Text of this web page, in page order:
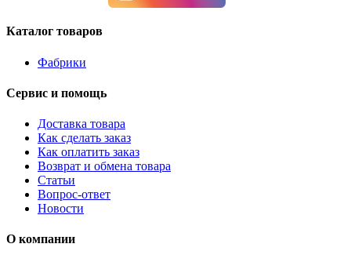
Каталог товаров
Фабрики
Сервис и помощь
Доставка товара
Как сделать заказ
Как оплатить заказ
Возврат и обмена товара
Статьи
Вопрос-ответ
Новости
О компании